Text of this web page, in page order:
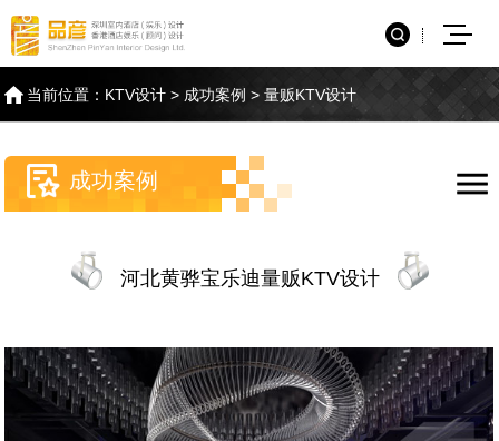
当前位置： KTV设计 > 成功案例 >量贩KTV设计
成功案例
河北黄骅宝乐迪量贩KTV设计